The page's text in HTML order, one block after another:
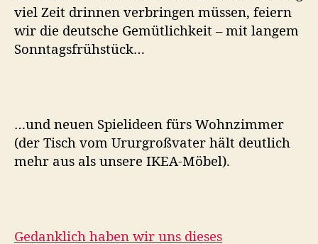
viel Zeit drinnen verbringen müssen, feiern
wir die deutsche Gemütlichkeit – mit langem
Sonntagsfrühstück…
…und neuen Spielideen fürs Wohnzimmer
(der Tisch vom Ururgroßvater hält deutlich
mehr aus als unsere IKEA-Möbel).
Gedanklich haben wir uns dieses